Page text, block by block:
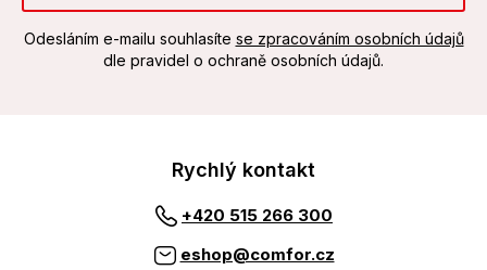
Odesláním e-mailu souhlasíte se zpracováním osobních údajů
dle pravidel o ochraně osobních údajů.
Rychlý kontakt
+420 515 266 300
eshop@comfor.cz